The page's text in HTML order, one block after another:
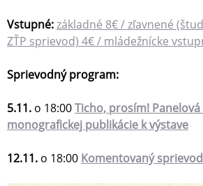
Vstupné:základné 8€ / zľavnené
ZŤP sprievod) 4€ / mládežnícke
Sprievodný program:
5.11. o 18:00Ticho, prosím!
monografickej publikácie k výstave
12.11. o 18:00 Komentovaný